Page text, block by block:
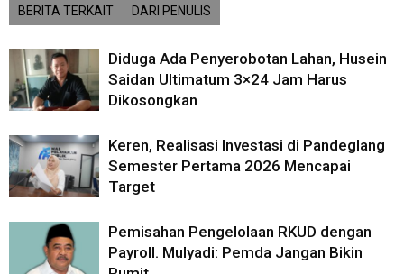
BERITA TERKAIT DARI PENULIS
Diduga Ada Penyerobotan Lahan, Husein
Saidan Ultimatum 3×24 Jam Harus
Dikosongkan
Keren, Realisasi Investasi di Pandeglang
Semester Pertama 2026 Mencapai
Target
Pemisahan Pengelolaan RKUD dengan
Payroll. Mulyadi: Pemda Jangan Bikin